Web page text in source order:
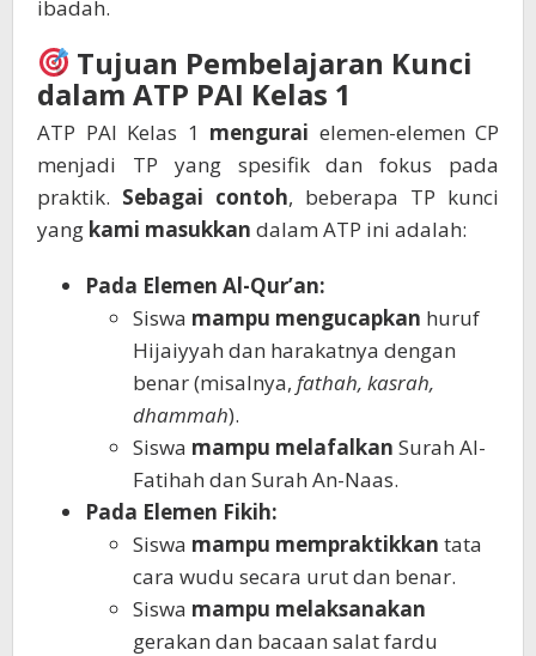
ibadah.
Tujuan Pembelajaran Kunci
dalam ATP PAI Kelas 1
ATP PAI Kelas 1 mengurai elemen-elemen CP
menjadi TP yang spesifik dan fokus pada
praktik. Sebagai contoh, beberapa TP kunci
yang kami masukkan dalam ATP ini adalah:
Pada Elemen Al-Qur’an:
Siswa mampu mengucapkan huruf
Hijaiyyah dan harakatnya dengan
benar (misalnya, fathah, kasrah,
dhammah).
Siswa mampu melafalkan Surah Al-
Fatihah dan Surah An-Naas.
Pada Elemen Fikih:
Siswa mampu mempraktikkan tata
cara wudu secara urut dan benar.
Siswa mampu melaksanakan
gerakan dan bacaan salat fardu